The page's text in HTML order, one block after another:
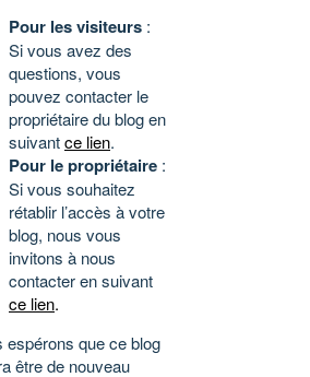
Pour les visiteurs :
Si vous avez des
questions, vous
pouvez contacter le
propriétaire du blog en
suivantce lien.
Pour le propriétaire :
Si vous souhaitez
rétablir l’accès à votre
blog, nous vous
invitons à nous
contacter en suivant
ce lien.
espérons que ce blog
être de nouveau